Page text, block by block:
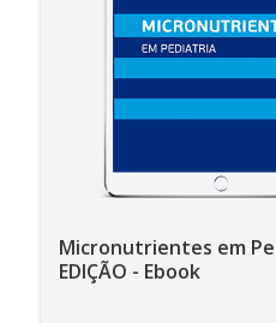
Micronutrientes em
EDIÇÃO - Ebook